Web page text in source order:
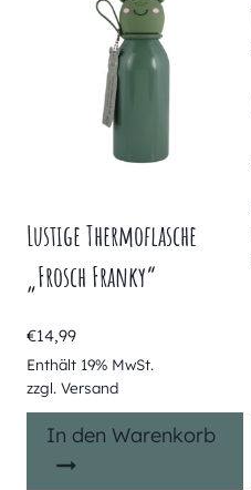
Lustige Thermoflasche
„Frosch Franky“
€14,99
Enthält 19% MwSt.
zzgl. Versand
In den Warenkorb